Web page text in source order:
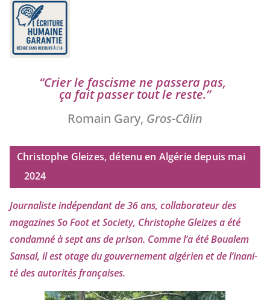
“Crier le fas­cisme ne pas­se­ra pas,
ça fait pas­ser tout le reste.”
Romain Gary, Gros-Câlin
Christophe Gleizes, détenu en Algérie depuis mai
2024
Journaliste indé­pen­dant de36ans, col­la­bo­ra­teur des
maga­zines So Foot et Society, Christophe Gleizesa été
condam­né à sept ans de pri­son. Comme l’a été Boualem
Sansal, il est otage du gou­ver­ne­ment algé­rien et de l’i­na­ni­
té des auto­ri­tés françaises.